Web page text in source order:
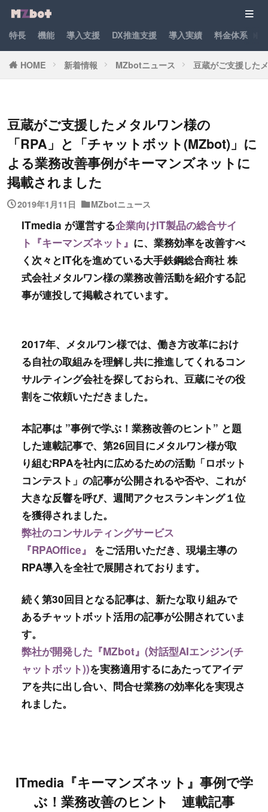
特長 機能 導入支援 DX推進支援 導入実績 料金体系
HOME 新着情報 MZbotニュース 豆蔵がご支援した
豆蔵がご支援したメタルワン様の
「RPA」と「チャットボット(MZbot)」に
よる業務改善事例がキーマンズネットに
掲載されました
2019年1月11日 MZbotニュース
ITmedia が運営する企業向けIT製品の総合サイ
ト『キーマンズネット』 に、業務効率を改善すべ
く次々とIT化を進めている大手鉄鋼総合商社 株
式会社メタルワン様の業務改善活動を紹介する記
事が連投して掲載されています。
2017年、メタルワン様では、働き方改革におけ
る自社の取組みを理解し共に推進してくれるコン
サルティング会社を探しておられ、豆蔵にその役
割をご依頼いただきました。
本記事は ”事例で学ぶ！業務改善のヒント” と題
した連載記事で、第26回目にメタルワン様が取
り組むRPAを社内に広めるための活動「ロボット
コンテスト」の記事が公開されるや否や、これが
大きな反響を呼び、週間アクセスランキング１位
を獲得されました。
弊社のコンサルティングサービス
『RPAOffice』 をご活用いただき、現場主導の
RPA導入を全社で展開されております。
続く第30回目となる記事は、新たな取り組みで
あるチャットボット活用の記事が公開されていま
す。
弊社が開発した『MZbot』(対話型AIエンジン(チ
ャットボット))を実務適用するにあたってアイデ
アを共に出し合い、問合せ業務の効率化を実現さ
れました。
ITmedia『キーマンズネット』事例で学
ぶ！業務改善のヒント 連載記事